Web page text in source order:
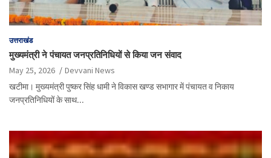
उत्तराखंड
मुख्यमंत्री ने पंचायत जनप्रतिनिधियों से किया जन संवाद
May 25, 2026
Devvani News
खटीमा। मुख्यमंत्री पुष्कर सिंह धामी ने विकास खण्ड सभागार में पंचायत व निकाय
जनप्रतिनिधियों के साथ…